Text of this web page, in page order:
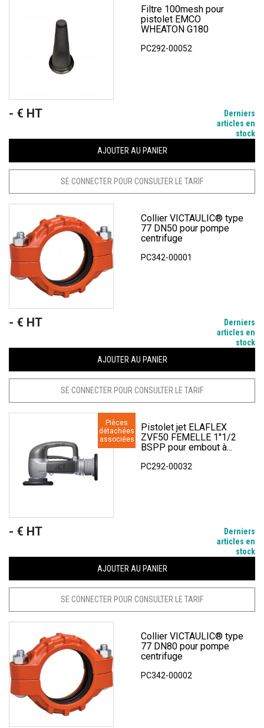
Filtre 100mesh pour
pistolet EMCO
WHEATON G180
PC292-00052
Prix
- € HT
Derniers
articles en
stock
AJOUTER AU PANIER
SE CONNECTER POUR CONSULTER LE TARIF
Collier VICTAULIC® type
77 DN50 pour pompe
centrifuge
PC342-00001
Prix
- € HT
Derniers
articles en
stock
AJOUTER AU PANIER
SE CONNECTER POUR CONSULTER LE TARIF
Pièces
détachées
associées
Pistolet jet ELAFLEX
ZVF50 FEMELLE 1''1/2
BSPP pour embout à...
PC292-00032
Prix
- € HT
Derniers
articles en
stock
AJOUTER AU PANIER
SE CONNECTER POUR CONSULTER LE TARIF
Collier VICTAULIC® type
77 DN80 pour pompe
centrifuge
PC342-00002